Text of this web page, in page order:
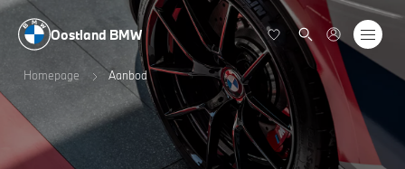
Oostland BMW
Homepage Aanbod